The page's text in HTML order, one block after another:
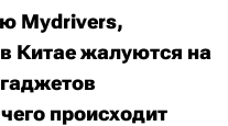
Mydrivers,
Китае жалуются на
происходит